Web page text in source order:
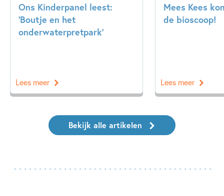
Ons Kinderpanel leest:
‘Boutje en het
onderwaterpretpark’
Lees meer
Mees Kees
de bioscoop!
Lees meer
Bekijk alle artikelen